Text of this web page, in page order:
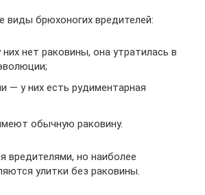
виды брюхоногих вредителей:
нет раковины, она утратилась в
— у них есть рудиментарная
обычную раковину.
вредителями, но наиболее
улитки без раковины.